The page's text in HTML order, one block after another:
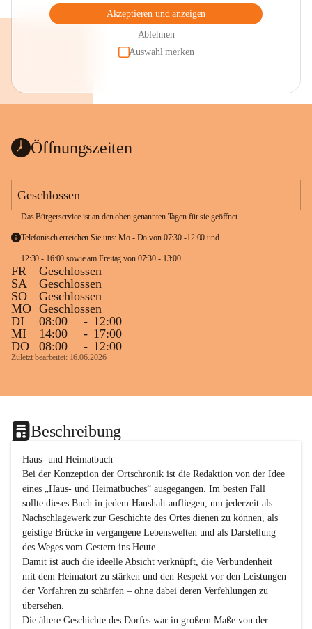
Akzeptieren und anzeigen
Ablehnen
Auswahl merken
Öffnungszeiten
Geschlossen
Das Bürgerservice ist an den oben genannten Tagen für sie geöffnet
Telefonisch erreichen Sie uns: Mo - Do von 07:30 -12:00 und
FR
Geschlossen
SA
Geschlossen
SO
Geschlossen
MO Geschlossen
DI
08:00 - 12:00
MI
14:00 - 17:00
DO
08:00 - 12:00
Zuletzt bearbeitet: 16.06.2026
Beschreibung
Haus- und Heimatbuch
Bei der Konzeption der Ortschronik ist die Redaktion von der Idee
eines „Haus- und Heimatbuches“ ausgegangen. Im besten Fall
sollte dieses Buch in jedem Haushalt aufliegen, um jederzeit als
Nachschlagewerk zur Geschichte des Ortes dienen zu können, als
geistige Brücke in vergangene Lebenswelten und als Darstellung
des Weges vom Gestern ins Heute.
Damit ist auch die ideelle Absicht verknüpft, die Verbundenheit
mit dem Heimatort zu stärken und den Respekt vor den Leistungen
der Vorfahren zu schärfen – ohne dabei deren Verfehlungen zu
übersehen.
Die ältere Geschichte des Dorfes war in großem Maße von der